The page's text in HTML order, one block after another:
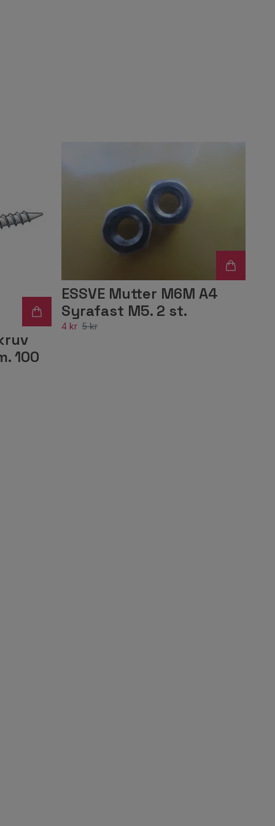
100
ESSVE Mutter M6M A4
Syrafast M5. 2 st.
4 kr 5 kr